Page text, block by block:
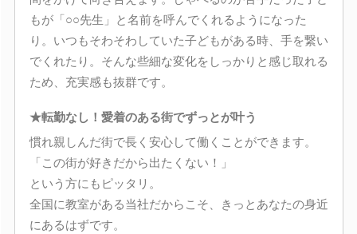
もが「○○先生」と名前を呼んでくれるようになった
り。いつもそわそわしていた子どもがある時、手を繋い
でくれたり。そんな些細な変化をしっかりと感じ取れる
ため、充実感も抜群です。
★転勤なし！愛着のある街でずっとが叶う
慣れ親しんだ街で長く安心して働くことができます。
「この街が好きだから出たくない！」
という方にもピッタリ。
全国に教室がある当社だからこそ、きっとあなたの身近
にあるはずです。